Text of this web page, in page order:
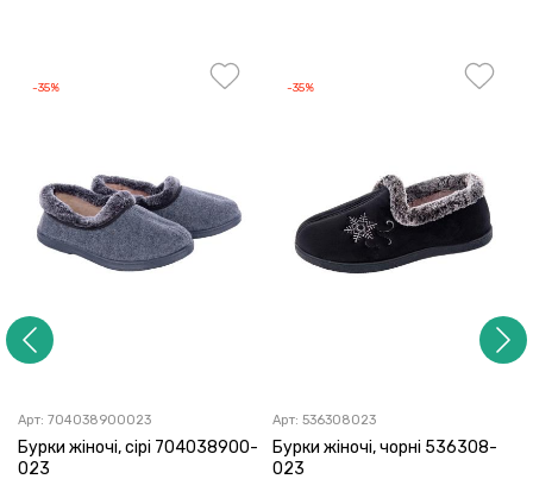
-35%
Арт: 704038900023
Бурки жіночі, сірі 704038900-
023
-35%
Арт: 536308023
Бурки жіночі, чорні 536308-
023